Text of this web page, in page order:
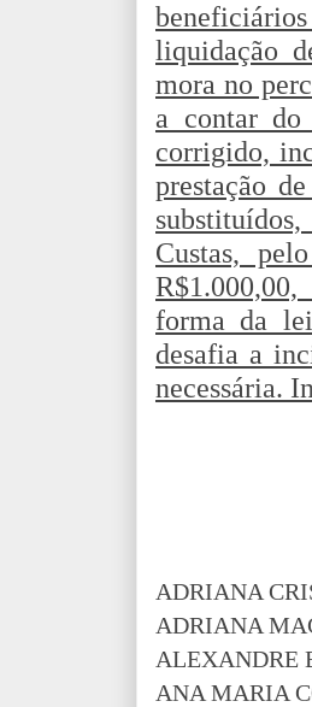
liquidação
mora no
a contar do
corrigido,
prestação
Custas,
forma da
desafia a
necessária.
ADRIANA
ADRIANA
ALEXANDRE
ANA MARIA